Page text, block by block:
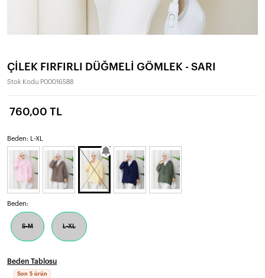
ÇİLEK FIRFIRLI DÜĞMELİ GÖMLEK - SARI
Stok Kodu P00016588
760,00 TL
Beden: L-XL
Beden:
S-M L-XL
Beden Tablosu
Son 5 ürün